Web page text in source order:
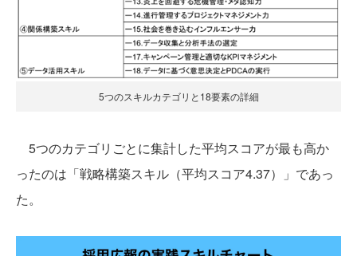
5つのスキルカテゴリと18要素の詳細
5つのカテゴリごとに集計した平均スコアが最も高か
ったのは「戦略構築スキル（平均スコア4.37）」であっ
た。